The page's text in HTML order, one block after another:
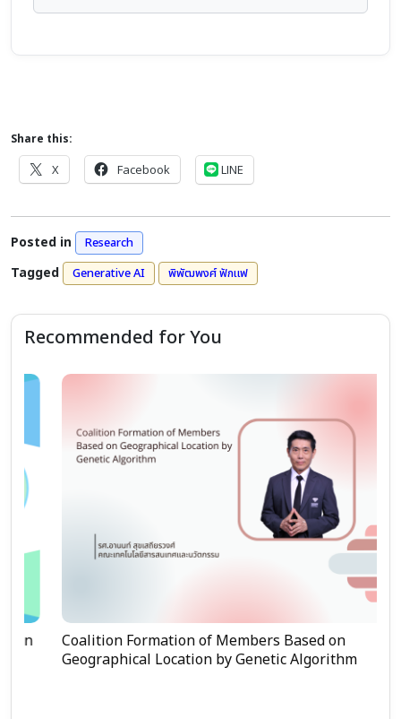
Share this:
X
Facebook LINE
Posted in Research
Tagged Generative AI พิพัฒพงศ์ ฟักแฟ
Recommended for You
Coalition Formation of Members Based on
Geographical Location by Genetic Algorithm